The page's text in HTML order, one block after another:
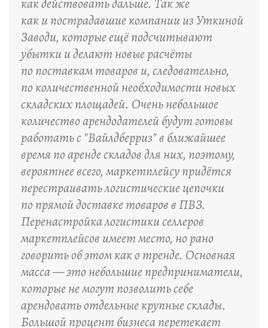
как действовать дальше. Так же
как и пострадавшие компании из Уткиной
Заводи, которые ещё подсчитывают
убытки и делают новые расчёты
по поставкам товаров и, следовательно,
по количественной необходимости новых
складских площадей. Очень небольшое
количество арендодателей будут готовы
работать с "Вайлдберриз" в ближайшее
время по аренде складов для них, поэтому,
вероятнее всего, маркетплейсу придётся
перестраивать логистические цепочки
по прямой доставке товаров в ПВЗ.
Перенастройка логистики селлеров
маркетплейсов имеет место, но рано
говорить об этом как о тренде. Основная
масса — это небольшие предприниматели,
которые не могут позволить себе
арендовать отдельные крупные склады.
Большой процент бизнеса перетекает